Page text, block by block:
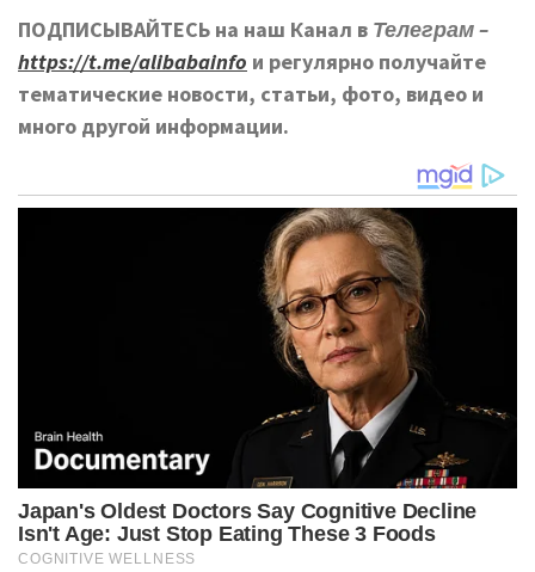
ПОДПИСЫВАЙТЕСЬ на наш Канал в Телеграм –
https://t.me/alibabainfo и регулярно получайте
тематические новости, статьи, фото, видео и
много другой информации.